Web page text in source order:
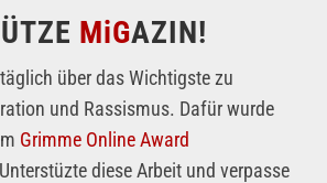
MiGAZIN!
über das Wichtigste zu
und Rassismus. Dafür wurde
Grimme Online Award
diese Arbeit und verpasse